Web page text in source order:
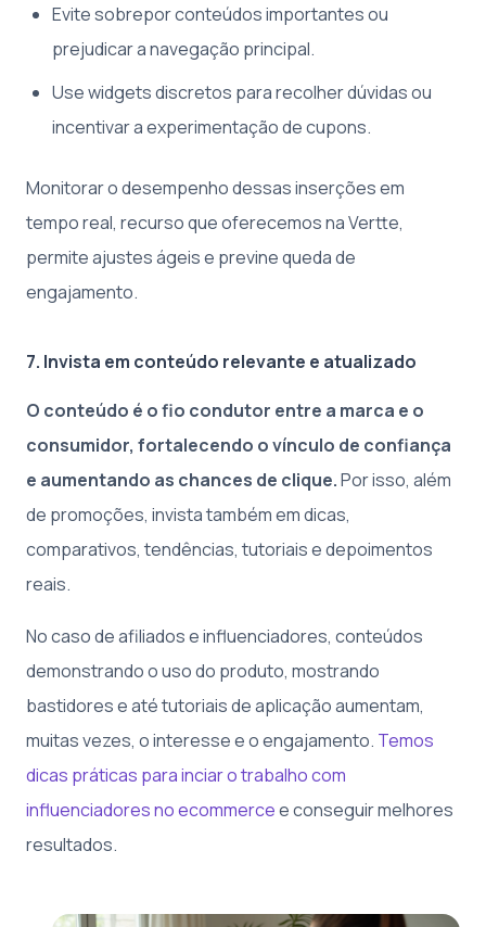
Evite sobrepor conteúdos importantes ou
prejudicar a navegação principal.
Use widgets discretos para recolher dúvidas ou
incentivar a experimentação de cupons.
Monitorar o desempenho dessas inserções em
tempo real, recurso que oferecemos na Vertte,
permite ajustes ágeis e previne queda de
engajamento.
7. Invista em conteúdo relevante e atualizado
O conteúdo é o fio condutor entre a marca e o
consumidor, fortalecendo o vínculo de confiança
e aumentando as chances de clique.Por isso, além
de promoções, invista também em dicas,
comparativos, tendências, tutoriais e depoimentos
reais.
No caso de afiliados e influenciadores, conteúdos
demonstrando o uso do produto, mostrando
bastidores e até tutoriais de aplicação aumentam,
muitas vezes, o interesse e o engajamento. Temos
dicas práticas para inciar o trabalho com
influenciadores no ecommercee conseguir melhores
resultados.